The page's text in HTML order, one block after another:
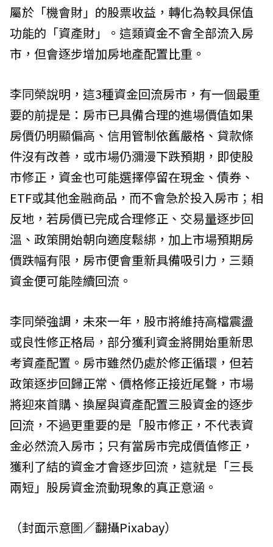
屬於「機會財」的股票收益，轉化為較具保值
功能的「資產財」。這類資金不會全部流入房
市，但會逐步增加房地產配置比重。
李同榮說明，這3種資金回流房市，有一個最重
要的前提是：房市已具備合理的進場價值如果
房價仍明顯偏高、信用管制依舊嚴格、貸款條
件沒有改善，或市場仍瀰漫下跌預期，即使股
市修正，資金也可能選擇停留在現金、債券、
ETF或其他金融商品，而不會急於投入房市；相
反地，若房價已完成合理修正、交易量逐步回
溫、政策開始朝向適度鬆綁，加上市場預期房
價跌幅有限，房市便會重新具備吸引力，三類
資金便可能陸續回流。
李同榮強調，未來一年，股市將維持高檔震盪
或良性修正格局，部分獲利資金將開始重新思
考資產配置。房市雖然仍處於修正循環，但若
政策逐步回歸正常、價格修正接近尾聲，市場
將迎來首購、換屋與資產配置三股資金的逐步
回流，不過更重要的是「股市修正，不代表資
金必然流入房市；只有當房市完成價值修正，
獲利了結的資金才會逐步回流，這就是「三長
兩短」股房資金流動現象的真正意涵。
（封面示意圖／翻攝Pixabay）